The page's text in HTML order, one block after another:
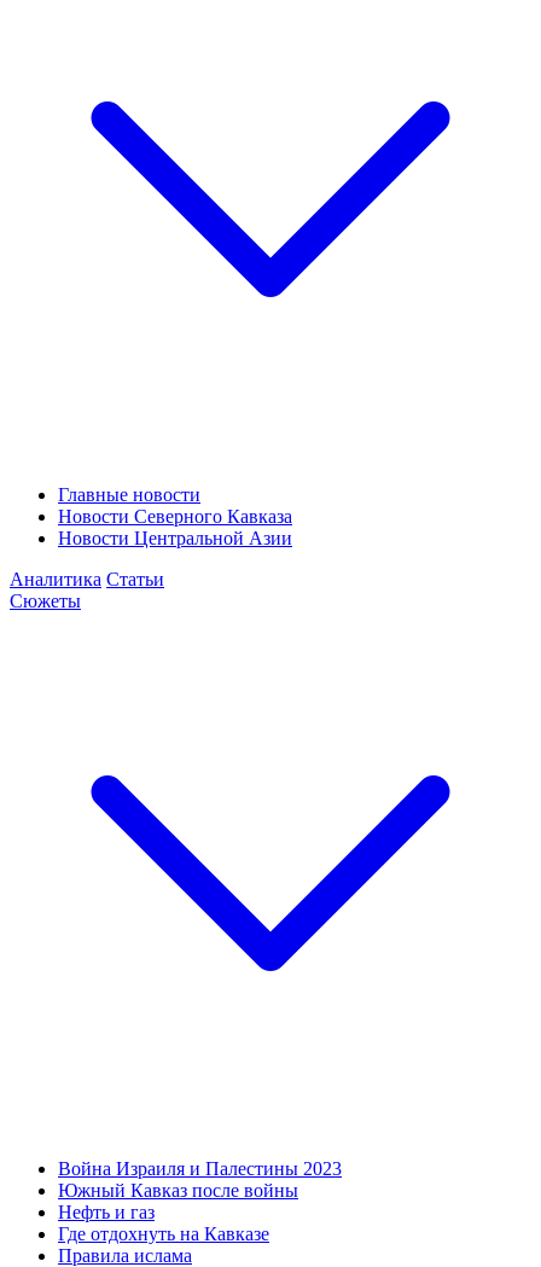
Главные новости
Новости Северного Кавказа
Новости Центральной Азии
Аналитика Статьи
Сюжеты
Война Израиля и Палестины 2023
Южный Кавказ после войны
Нефть и газ
Где отдохнуть на Кавказе
Правила ислама